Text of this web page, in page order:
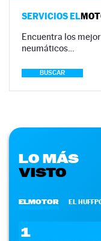
SERVICIOS EL
Encuentra los
neumáticos…
BUSCAR
LO MÁS
VISTO
ELMOTOR EL
1